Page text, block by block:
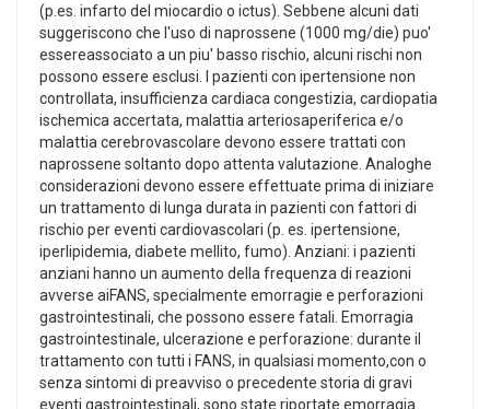
(p.es. infarto del miocardio o ictus). Sebbene alcuni dati
suggeriscono che l'uso di naprossene (1000 mg/die) puo'
essereassociato a un piu' basso rischio, alcuni rischi non
possono essere esclusi. I pazienti con ipertensione non
controllata, insufficienza cardiaca congestizia, cardiopatia
ischemica accertata, malattia arteriosaperiferica e/o
malattia cerebrovascolare devono essere trattati con
naprossene soltanto dopo attenta valutazione. Analoghe
considerazioni devono essere effettuate prima di iniziare
un trattamento di lunga durata in pazienti con fattori di
rischio per eventi cardiovascolari (p. es. ipertensione,
iperlipidemia, diabete mellito, fumo). Anziani: i pazienti
anziani hanno un aumento della frequenza di reazioni
avverse aiFANS, specialmente emorragie e perforazioni
gastrointestinali, che possono essere fatali. Emorragia
gastrointestinale, ulcerazione e perforazione: durante il
trattamento con tutti i FANS, in qualsiasi momento,con o
senza sintomi di preavviso o precedente storia di gravi
eventi gastrointestinali, sono state riportate emorragia